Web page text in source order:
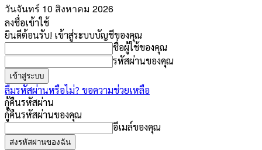
วันจันทร์ 10 สิงหาคม 2026
ลงชื่อเข้าใช้
ยินดีต้อนรับ! เข้าสู่ระบบบัญชีของคุณ
ชื่อผู้ใช้ของคุณ
รหัสผ่านของคุณ
ลืมรหัสผ่านหรือไม่? ขอความช่วยเหลือ
กู้คืนรหัสผ่าน
กู้คืนรหัสผ่านของคุณ
อีเมล์ของคุณ